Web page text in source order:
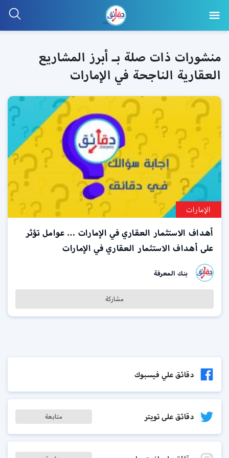
منشورات ذات صلة بـ أبرز المشاريع
العقارية الناجحة في الإمارات
الإمارات
أهداف الاستثمار العقاري في الإمارات … عوامل تؤثر
على أهداف الاستثمار العقاري في الإمارات
بنك المعرفة
مشاركة
دقائق علي فيسبوك
دقائق على تويتر متابعة